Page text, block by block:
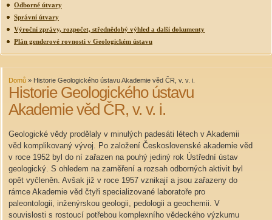
Odborné útvary
Správní útvary
Výroční zprávy, rozpočet, střednědobý výhled a další dokumenty
Plán genderové rovnosti v Geologickém ústavu
Domů » Historie Geologického ústavu Akademie věd ČR, v. v. i.
Historie Geologického ústavu
Akademie věd ČR, v. v. i.
Geologické vědy prodělaly v minulých padesáti létech v Akademii
věd komplikovaný vývoj. Po založení Československé akademie věd
v roce 1952 byl do ní zařazen na pouhý jediný rok Ústřední ústav
geologický. S ohledem na zaměření a rozsah odborných aktivit byl
opět vyčleněn. Avšak již v roce 1957 vznikají a jsou zařazeny do
rámce Akademie věd čtyři specializované laboratoře pro
paleontologii, inženýrskou geologii, pedologii a geochemii. V
souvislosti s rostoucí potřebou komplexního vědeckého výzkumu